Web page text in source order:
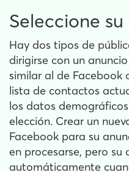
Seleccione
Hay dos tipos de
dirigirse con un
similar al de Facebook
lista de contactos
los datos
elección. Crear un
Facebook para su
en procesarse, pero su
automáticamente